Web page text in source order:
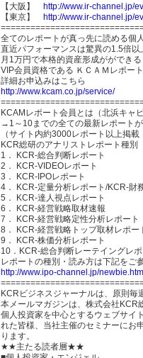
【大阪】 http://www.ir-channel.jp/
【東京】 http://www.ir-channel.jp/
全てのレポートが真っ先に読める個
直近パフォーマンスは驚異の1.5倍以
月1万円で本格的資産形成がができる
VIP会員資格である ＫＣＡＭレポー
詳細お申込みはこちら
http://www.kcam.co.jp/service/
KCAMレポート会員とは（北浜キャ
→1～10までの全ての最新レポート
（サイト内約3000レポート以上掲
KCR総研のアナリストレポート種別
1． KCR-総合判断レポート
2． KCR-VIDEOレポート
3． KCR-IPOレポート
4． KCR-定量分析レポート/KCR-財
5． KCR-達人視点レポート
6． KCR-経営戦略取材速報
7． KCR-経営戦略定性分析レポート
8． KCR-経営戦略トップ取材レポー
9． KCR-株価分析レポート
10．KCR-総合判断レーテイングレポ
レポートの種別・読み方は下記をご
http://www.ipo-channel.jp/
KCRビジネスジャーナルは、原則毎
本メールマガジンは、株式会社KCR
個人投資家を中心とするウェブサイ
れた皆様、当社主催のセミナーにお
ります。
★★主たる読者層★★